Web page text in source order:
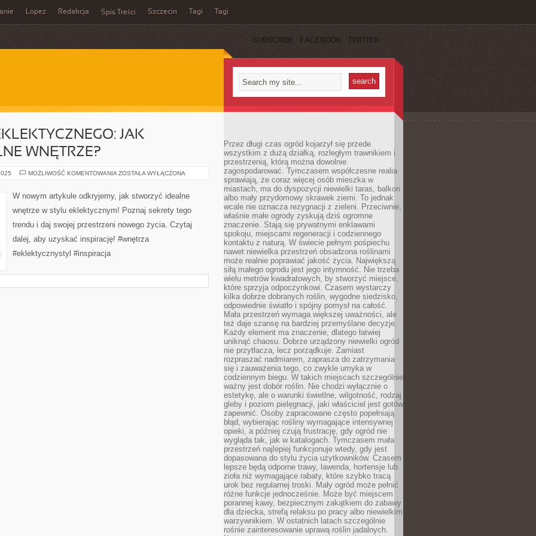
Lopez Redakcja Spis Treści Szczecin Tagi Tagi
SUBSCRIBE FACEBOOK TWITTER
JAK
WNĘTRZE?
MOŻLIWOŚĆ KOMENTOWANIA SEKRETY
JAK
STWORZYĆ
WNĘTRZE?
ZOSTAŁA WYŁĄCZONA
W nowym artykule odkryjemy, jak stworzyć idealne
wnętrze w stylu eklektycznym! Poznaj sekrety tego
trendu i daj swojej przestrzeni nowego życia. Czytaj
dalej, aby uzyskać inspirację! #wnętrza
#eklektycznystyl #inspiracja
Przez długi czas ogród kojarzył się przede
wszystkim z dużą działką, rozległym trawnikiem i
przestrzenią, którą można dowolnie
zagospodarować. Tymczasem współczesne realia
sprawiają, że coraz więcej osób mieszka w
miastach, ma do dyspozycji niewielki taras, balkon
albo mały przydomowy skrawek ziemi. To jednak
wcale nie oznacza rezygnacji z zieleni. Przeciwnie,
właśnie małe ogrody zyskują dziś ogromne
znaczenie. Stają się prywatnymi enklawami
spokoju, miejscami regeneracji i codziennego
kontaktu z naturą. W świecie pełnym pośpiechu
nawet niewielka przestrzeń obsadzona roślinami
może realnie poprawiać jakość życia. Największą
siłą małego ogrodu jest jego intymność. Nie trzeba
wielu metrów kwadratowych, by stworzyć miejsce,
które sprzyja odpoczynkowi. Czasem wystarczy
kilka dobrze dobranych roślin, wygodne siedzisko,
odpowiednie światło i spójny pomysł na całość.
Mała przestrzeń wymaga większej uważności, ale
też daje szansę na bardziej przemyślane decyzje.
Każdy element ma znaczenie, dlatego łatwiej
uniknąć chaosu. Dobrze urządzony niewielki ogród
nie przytłacza, lecz porządkuje. Zamiast
rozpraszać nadmiarem, zaprasza do zatrzymania
się i zauważenia tego, co zwykle umyka w
codziennym biegu. W takich miejscach szczególnie
ważny jest dobór roślin. Nie chodzi wyłącznie o
estetykę, ale o warunki świetlne, wilgotność, rodzaj
gleby i poziom pielęgnacji, jaki właściciel jest gotów
zapewnić. Osoby zapracowane często popełniają
błąd, wybierając rośliny wymagające intensywnej
opieki, a później czują frustrację, gdy ogród nie
wygląda tak, jak w katalogach. Tymczasem mała
przestrzeń najlepiej funkcjonuje wtedy, gdy jest
dopasowana do stylu życia użytkowników. Czasem
lepsze będą odporne trawy, lawenda, hortensje lub
zioła niż wymagające rabaty, które szybko tracą
urok bez regularnej troski. Mały ogród może pełnić
różne funkcje jednocześnie. Może być miejscem
porannej kawy, bezpiecznym zakątkiem do zabawy
dla dziecka, strefą relaksu po pracy albo niewielkim
warzywnikiem. W ostatnich latach szczególnie
rośnie zainteresowanie uprawą roślin jadalnych.